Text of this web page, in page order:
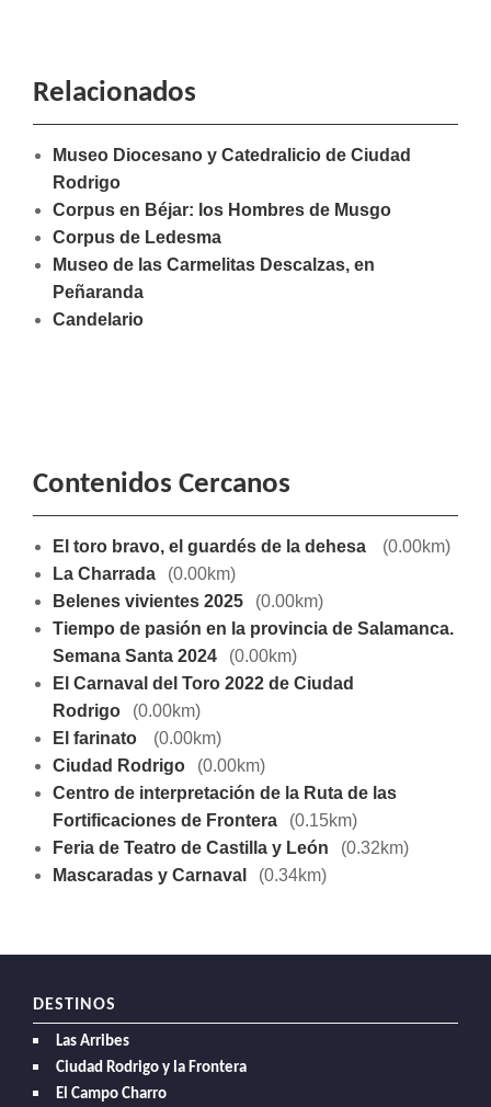
Relacionados
Museo Diocesano y Catedralicio de Ciudad
Rodrigo
Corpus en Béjar: los Hombres de Musgo
Corpus de Ledesma
Museo de las Carmelitas Descalzas, en
Peñaranda
Candelario
Contenidos Cercanos
El toro bravo, el guardés de la dehesa
(0.00km)
La Charrada
(0.00km)
Belenes vivientes 2025
(0.00km)
Tiempo de pasión en la provincia de Salamanca.
Semana Santa 2024
(0.00km)
El Carnaval del Toro 2022 de Ciudad
Rodrigo
(0.00km)
El farinato
(0.00km)
Ciudad Rodrigo
(0.00km)
Centro de interpretación de la Ruta de las
Fortificaciones de Frontera
(0.15km)
Feria de Teatro de Castilla y León
(0.32km)
Mascaradas y Carnaval
(0.34km)
DESTINOS
Las Arribes
Ciudad Rodrigo y la Frontera
El Campo Charro